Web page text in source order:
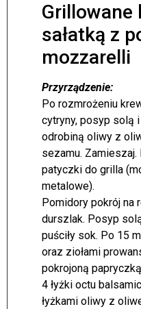
Grillowane
sałatką z
mozzarelli
Przyrządzenie:
Po rozmrożeniu
cytryny, posyp solą
odrobiną oliwy z
sezamu.
patyczki do grilla
metalowe).
Pomidory pokrój na
durszlak. Posyp
puściły sok. Po 15
oraz ziołami
pokrojoną
4 łyżki octu
łyżkami oliwy z